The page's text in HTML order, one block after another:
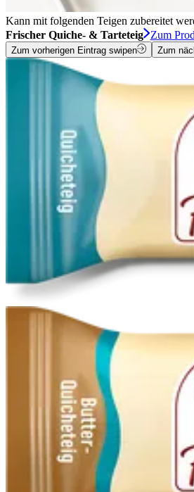
Kann mit folgenden Teigen zubereitet
Frischer Quiche- & Tarteteig
Zum
Zum vorherigen Eintrag swipen Zum